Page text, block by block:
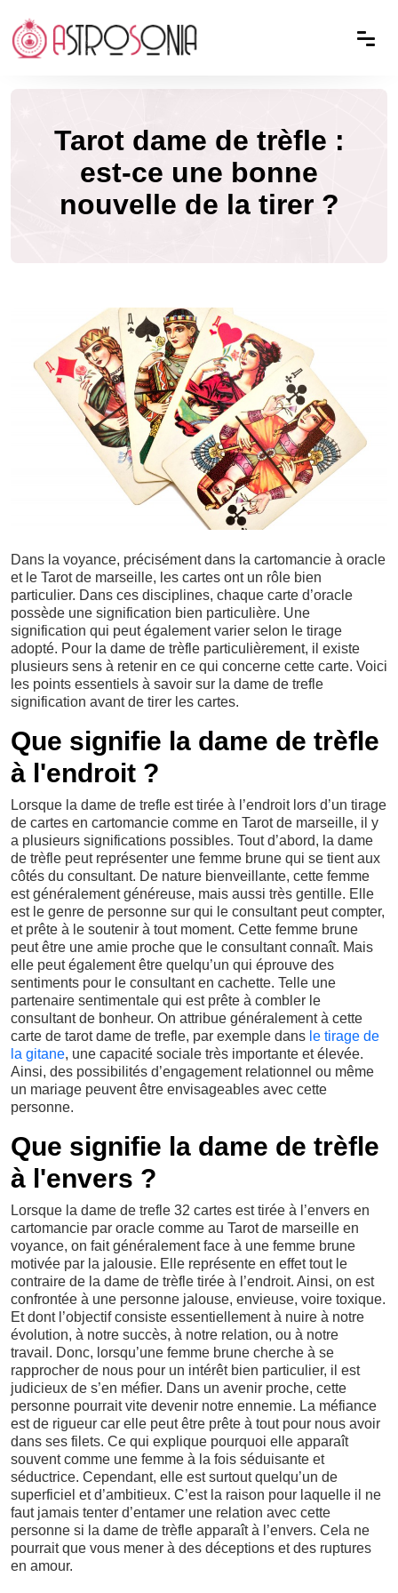
Tarot dame de trèfle :
est-ce une bonne
nouvelle de la tirer ?
Dans la voyance, précisément dans la cartomancie à oracle
et le Tarot de marseille, les cartes ont un rôle bien
particulier. Dans ces disciplines, chaque carte d’oracle
possède une signification bien particulière. Une
signification qui peut également varier selon le tirage
adopté. Pour la dame de trèfle particulièrement, il existe
plusieurs sens à retenir en ce qui concerne cette carte. Voici
les points essentiels à savoir sur la dame de trefle
signification avant de tirer les cartes.
Que signifie la dame de trèfle
à l'endroit ?
Lorsque la dame de trefle est tirée à l’endroit lors d’un tirage
de cartes en cartomancie comme en Tarot de marseille, il y
a plusieurs significations possibles. Tout d’abord, la dame
de trèfle peut représenter une femme brune qui se tient aux
côtés du consultant. De nature bienveillante, cette femme
est généralement généreuse, mais aussi très gentille. Elle
est le genre de personne sur qui le consultant peut compter,
et prête à le soutenir à tout moment. Cette femme brune
peut être une amie proche que le consultant connaît. Mais
elle peut également être quelqu’un qui éprouve des
sentiments pour le consultant en cachette. Telle une
partenaire sentimentale qui est prête à combler le
consultant de bonheur. On attribue généralement à cette
carte de tarot dame de trefle, par exemple dans le tirage de
la gitane, une capacité sociale très importante et élevée.
Ainsi, des possibilités d’engagement relationnel ou même
un mariage peuvent être envisageables avec cette
personne.
Que signifie la dame de trèfle
à l'envers ?
Lorsque la dame de trefle 32 cartes est tirée à l’envers en
cartomancie par oracle comme au Tarot de marseille en
voyance, on fait généralement face à une femme brune
motivée par la jalousie. Elle représente en effet tout le
contraire de la dame de trèfle tirée à l’endroit. Ainsi, on est
confrontée à une personne jalouse, envieuse, voire toxique.
Et dont l’objectif consiste essentiellement à nuire à notre
évolution, à notre succès, à notre relation, ou à notre
travail. Donc, lorsqu’une femme brune cherche à se
rapprocher de nous pour un intérêt bien particulier, il est
judicieux de s’en méfier. Dans un avenir proche, cette
personne pourrait vite devenir notre ennemie. La méfiance
est de rigueur car elle peut être prête à tout pour nous avoir
dans ses filets. Ce qui explique pourquoi elle apparaît
souvent comme une femme à la fois séduisante et
séductrice. Cependant, elle est surtout quelqu’un de
superficiel et d’ambitieux. C’est la raison pour laquelle il ne
faut jamais tenter d’entamer une relation avec cette
personne si la dame de trèfle apparaît à l’envers. Cela ne
pourrait que vous mener à des déceptions et des ruptures
en amour.